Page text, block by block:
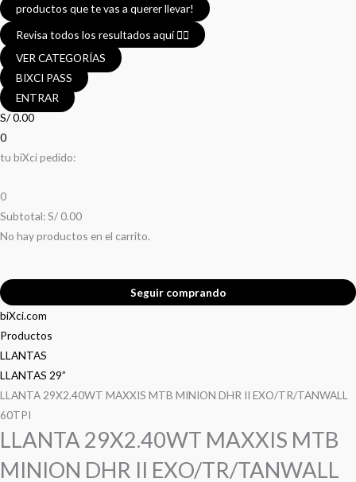
productos que te vas a querer llevar!
Revisa todos los resultados aquí 👈🏼
VER CATEGORÍAS
BIXCI PASS
ENTRAR
S/0.00
0
tu biXci pedido:
0
Subtotal:S/ 0.00
No hay productos en el carrito.
Seguir comprando
biXci.com
Productos
LLANTAS
LLANTAS 29”
LLANTA 29X2.40WT MAXXIS MTB MINION DHR II EXO/TR/TANWALL
60TPI
LLANTA 29X2.40WT MAXXIS MTB
MINION DHR II EXO/TR/TANWALL